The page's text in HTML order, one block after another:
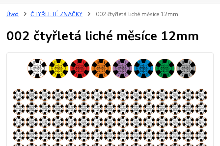
Úvod ČTYŘLETÉ ZNAČKY 002 čtyřletá liché měsíce 12mm
002 čtyřletá liché měsíce 12mm